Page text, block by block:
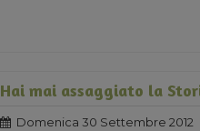
Hai mai assaggiato la
Domenica 30 Settembre 2012